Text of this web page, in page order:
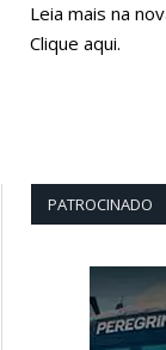
Leia mais na
Clique aqui.
PATROCINADO